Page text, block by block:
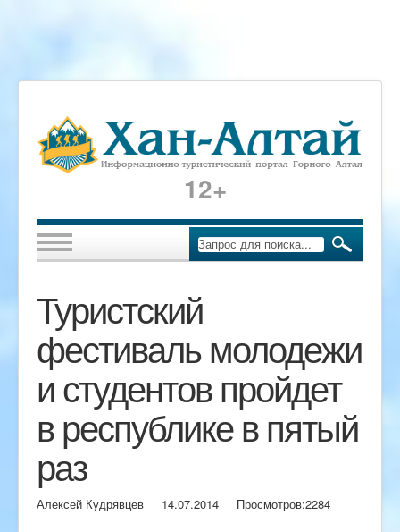
12+
Туристский
фестиваль молодежи
и студентов пройдет
в республике в пятый
раз
Алексей Кудрявцев 14.07.2014 Просмотров:2284